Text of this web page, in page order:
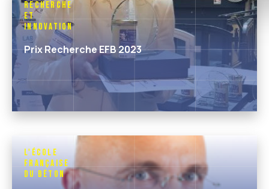
Recherche
et
Innovation
Prix Recherche EFB 2023
L'École
Française
du Béton